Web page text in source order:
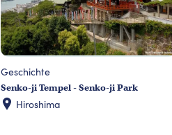
Geschichte
Senko-ji Tempel - Senko-ji Park
Hiroshima